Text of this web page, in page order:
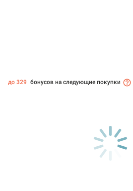
до 329 бонусов на следующие покупки